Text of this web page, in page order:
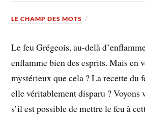
LE CHAMP DES MOTS
Le feu Grégeois, au-delà
enflamme bien des esprits. Mais en
mystérieux que cela ? La recette du
elle véritablement disparu ? Voyons
s’il est possible de mettre le feu à